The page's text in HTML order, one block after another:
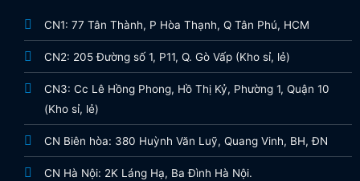
CN1: 77 Tân Thành, P Hòa Thạnh, Q Tân Phú, HCM
CN2: 205 Đường số 1, P11, Q. Gò Vấp (Kho sỉ, lẻ)
CN3: Cc Lê Hồng Phong, Hồ Thị Kỷ, Phường 1, Quận 10
(Kho sỉ, lẻ)
CN Biên hòa: 380 Huỳnh Văn Luỹ, Quang Vinh, BH, ĐN
CN Hà Nội: 2K Láng Hạ, Ba Đình Hà Nội.